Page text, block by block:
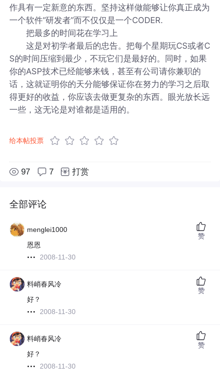
作具有一定新意的东西。坚持这样做能够让你真正成为
一个软件“研发者”而不仅仅是一个CODER.
把最多的时间花在学习上
这是对初学者最后的忠告。把每个星期玩CS或者C
S的时间压缩到最少，不玩它们是最好的。同时，如果
你的ASP技术已经能够来钱，甚至有公司请你兼职的
话，这就证明你的天分能够保证你在努力的学习之后取
得更好的收益，你应该去做更复杂的东西。眼光放长远
一些，这无论是对谁都是适用的。
给本帖投票
97 7 打赏
全部评论
menglei1000
恩恩
2008-11-30
赞
料峭春风冷
好？
2008-11-30
赞
料峭春风冷
好？
2008-11-30
赞